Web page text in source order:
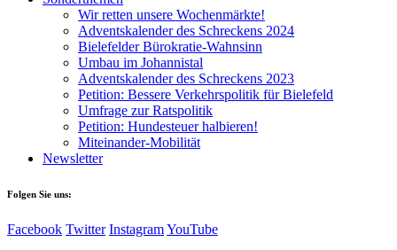
Wir retten unsere Wochenmärkte!
Adventskalender des Schreckens 2024
Bielefelder Bürokratie-Wahnsinn
Umbau im Johannistal
Adventskalender des Schreckens 2023
Petition: Bessere Verkehrspolitik für Bielefeld​​
Umfrage zur Ratspolitik
Petition: Hundesteuer halbieren!
Miteinander-Mobilität
Newsletter
Folgen Sie uns:
Facebook Twitter InstagramYouTube